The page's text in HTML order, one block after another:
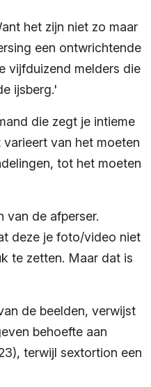
het zijn niet zo maar
een ontwrichtende
vijfduizend melders die
ijsberg.'
die zegt je intieme
van het moeten
tot het moeten
van de afperser.
deze je foto/video niet
te zetten. Maar dat is
de beelden, verwijst
behoefte aan
terwijl sextortion een